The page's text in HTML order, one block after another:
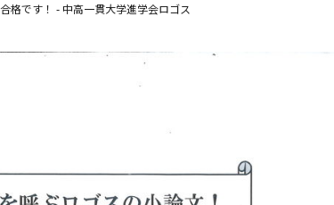
格です！ - 中高一貫大学進学会ロゴス